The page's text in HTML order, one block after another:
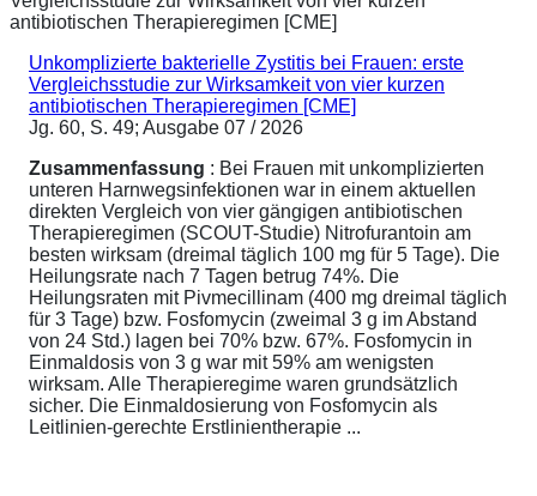
Unkomplizierte bakterielle Zystitis bei Frauen: erste
Vergleichsstudie zur Wirksamkeit von vier kurzen
antibiotischen Therapieregimen [CME]
Jg. 60, S. 49; Ausgabe 07 / 2026
Zusammenfassung : Bei Frauen mit unkomplizierten
unteren Harnwegsinfektionen war in einem aktuellen
direkten Vergleich von vier gängigen antibiotischen
Therapieregimen (SCOUT-Studie) Nitrofurantoin am
besten wirksam (dreimal täglich 100 mg für 5 Tage). Die
Heilungsrate nach 7 Tagen betrug 74%. Die
Heilungsraten mit Pivmecillinam (400 mg dreimal täglich
für 3 Tage) bzw. Fosfomycin (zweimal 3 g im Abstand
von 24 Std.) lagen bei 70% bzw. 67%. Fosfomycin in
Einmaldosis von 3 g war mit 59% am wenigsten
wirksam. Alle Therapieregime waren grundsätzlich
sicher. Die Einmaldosierung von Fosfomycin als
Leitlinien-gerechte Erstlinientherapie ...